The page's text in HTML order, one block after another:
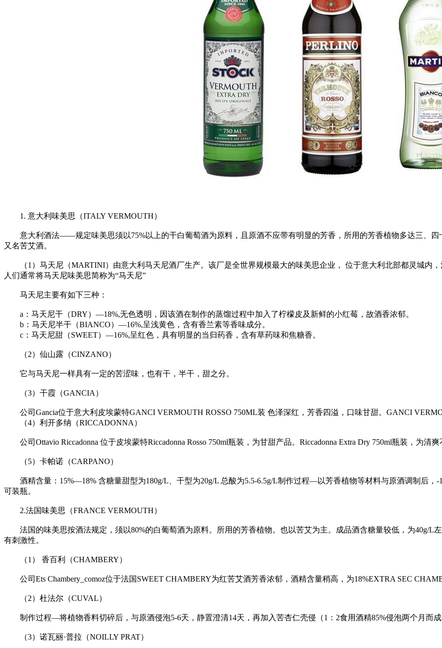
1. 意大利味美思（ITALY VERMOUTH）
意大利酒法——规定味美思须以75%以上的干白葡萄酒为原料，且原酒不应带有明显的芳香，所用的芳香植物多达三、四
又名苦艾酒。
（1）马天尼（MARTINI）由意大利马天尼酒厂生产。该厂是全世界规模最大的味美思企业， 位于意大利北部都灵城内
人们通常将马天尼味美思简称为“马天尼”
马天尼主要有如下三种：
a：马天尼干（DRY）—18%,无色透明，因该酒在制作的蒸馏过程中加入了柠檬皮及新鲜的小红莓，故酒香浓郁。
b：马天尼半干（BIANCO）—16%,呈浅黄色，含有香兰素等香味成分。
c：马天尼甜（SWEET）—16%,呈红色，具有明显的当归药香，含有草药味和焦糖香。
（2）仙山露（CINZANO）
它与马天尼一样具有一定的苦涩味，也有干，半干，甜之分。
（3）干霞（GANCIA）
公司Gancia位于意大利皮埃蒙特GANCI VERMOUTH ROSSO 750ML装 色泽深红，芳香四溢，口味甘甜。GANCI
（4）利开多纳（RICCADONNA）
公司Ottavio Riccadonna 位于皮埃蒙特Riccadonna Rosso 750ml瓶装，为甘甜产品。Riccadonna Extra Dry 750ml瓶装，为清爽
（5）卡帕诺（CARPANO）
酒精含量：15%—18% 含糖量甜型为180g/L、干型为20g/L 总酸为5.5-6.5g/L制作过程—以芳香植物等材料与原酒调制后，-
可装瓶。
2.法国味美思（FRANCE VERMOUTH）
法国的味美思按酒法规定，须以80%的白葡萄酒为原料。所用的芳香植物。也以苦艾为主。成品酒含糖量较低，为40g/L
有刺激性。
（1） 香百利（CHAMBERY）
公司Ets Chambery_comoz位于法国SWEET CHAMBERY为红苦艾酒芳香浓郁，酒精含量稍高，为18%EXTRA SEC
（2）杜法尔（CUVAL）
制作过程—将植物香料切碎后，与原酒侵泡5-6天，静置澄清14天，再加入苦杏仁壳侵（1：2食用酒精85%侵泡两个月而成
（3）诺瓦丽·普拉（NOILLY PRAT）